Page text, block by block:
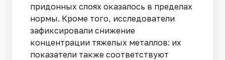
придонных слоях оказалось в пределах
нормы. Кроме того, исследователи
зафиксировали снижение
концентрации тяжелых металлов: их
показатели также соответствуют